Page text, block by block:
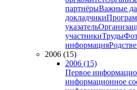
партнёрыВажные
докладчики
указатель
участникиТруды
информация
2006 (15)
2006 (15)
Первое
информационное